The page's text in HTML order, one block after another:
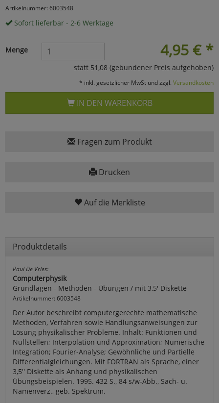
Artikelnummer: 6003548
Sofort lieferbar - 2-6 Werktage
4,95 € *
Menge
statt 51,08 (gebundener Preis aufgehoben)
* inkl. gesetzlicher MwSt und zzgl. Versandkosten
IN DEN WARENKORB
Fragen zum Produkt
Drucken
Auf die Merkliste
Produktdetails
Paul De Vries:
Computerphysik
Grundlagen - Methoden - Übungen / mit 3,5' Diskette
Artikelnummer: 6003548
Der Autor beschreibt computergerechte mathematische
Methoden, Verfahren sowie Handlungsanweisungen zur
Lösung physikalischer Probleme. Inhalt: Funktionen und
Nullstellen; Interpolation und Approximation; Numerische
Integration; Fourier-Analyse; Gewöhnliche und Partielle
Differentialgleichungen. Mit FORTRAN als Sprache, einer
3,5'' Diskette als Anhang und physikalischen
Übungsbeispielen. 1995. 432 S., 84 s/w-Abb., Sach- u.
Namenverz., geb. Spektrum.
Umfragetools
Cookies
Alle Akzeptieren
Cookies
Einstellungen speichern